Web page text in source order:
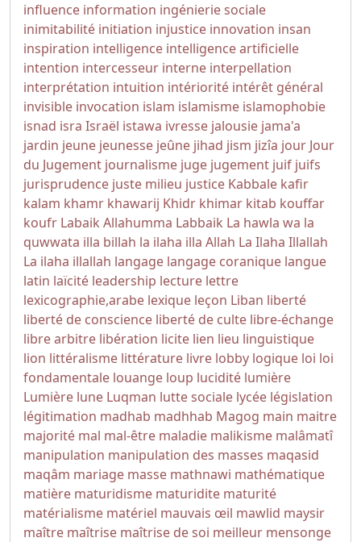
influence information ingénierie sociale
inimitabilité initiation injustice innovation insan
inspiration intelligence intelligence artificielle
intention intercesseur interne interpellation
interprétation intuition intériorité intérêt général
invisible invocation islam islamisme islamophobie
isnad isra Israël istawa ivresse jalousie jama'a
jardin jeune jeunesse jeûne jihad jism jizîa jour Jour
du Jugement journalisme juge jugement juif juifs
jurisprudence juste milieu justice Kabbale kafir
kalam khamr khawarij Khidr khimar kitab kouffar
koufr Labaik Allahumma Labbaik La hawla wa la
quwwata illa billah la ilaha illa Allah La Ilaha Illallah
La ilaha illallah langage langage coranique langue
latin laïcité leadership lecture lettre
lexicographie,arabe lexique leçon Liban liberté
liberté de conscience liberté de culte libre-échange
libre arbitre libération licite lien lieu linguistique
lion littéralisme littérature livre lobby logique loi loi
fondamentale louange loup lucidité lumière
Lumière lune Luqman lutte sociale lycée législation
légitimation madhab madhhab Magog main maitre
majorité mal mal-être maladie malikisme malâmatî
manipulation manipulation des masses maqasid
maqâm mariage masse mathnawi mathématique
matière maturidisme maturidite maturité
matérialisme matériel mauvais œil mawlid maysir
maître maîtrise maîtrise de soi meilleur mensonge